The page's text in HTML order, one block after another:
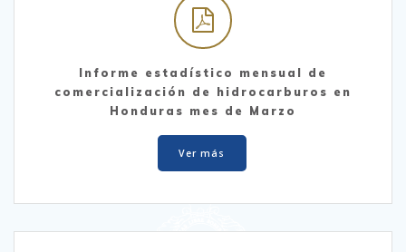
Informe estadístico mensual de
comercialización de hidrocarburos en
Honduras mes de Marzo
Ver más